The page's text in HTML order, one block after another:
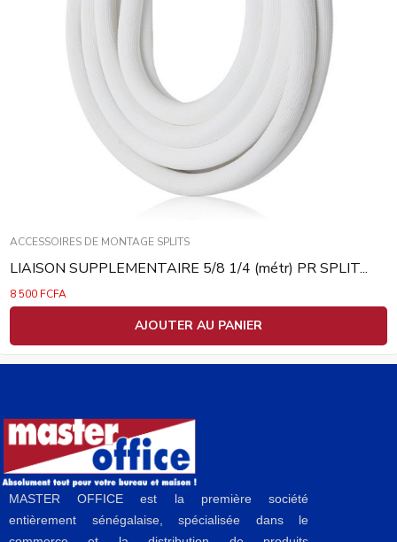
ACCESSOIRES DE MONTAGE SPLITS
LIAISON SUPPLEMENTAIRE 5/8 1/4 (métr) PR SPLIT...
8 500 FCFA
AJOUTER AU PANIER
MASTER OFFICE est la première société
entièrement sénégalaise, spécialisée dans le